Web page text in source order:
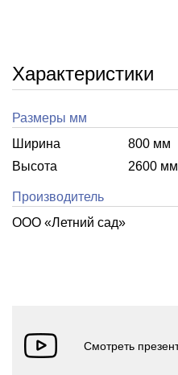
Характеристики
Размеры мм
Ширина
800 мм
Высота
2600 мм
Производитель
ООО «Летний cад»